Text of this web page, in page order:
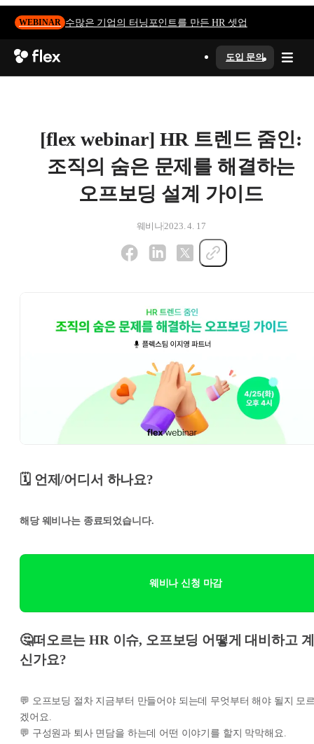
WEBINAR 수많은 기업의 터닝포인트를 만든 HR 셋업
도입 문의
[flex webinar] HR 트렌드 줌인:
조직의 숨은 문제를 해결하는
오프보딩 설계 가이드
웨비나2023. 4. 17
🗓️ 언제/어디서 하나요?
해당 웨비나는 종료되었습니다.
웨비나 신청 마감
🤔떠오르는 HR 이슈, 오프보딩 어떻게 대비하고 계
신가요?
💬 오프보딩 절차 지금부터 만들어야 되는데 무엇부터 해야 될지 모
겠어요.
💬 구성원과 퇴사 면담을 하는데 어떤 이야기를 할지 막막해요.